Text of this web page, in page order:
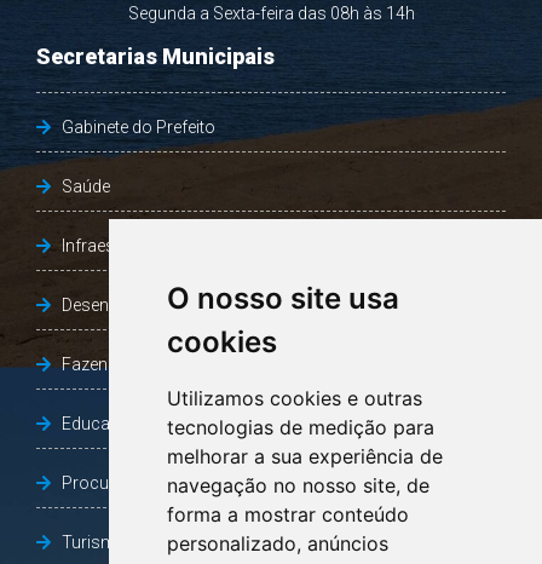
O nosso site usa
cookies
Utilizamos cookies e outras
tecnologias de medição para
melhorar a sua experiência de
navegação no nosso site, de
forma a mostrar conteúdo
personalizado, anúncios
Segunda a Sexta-feira das 08h às 14h
Secretarias Municipais
Gabinete do Prefeito
Saúde
Infraestrutura, Agricultura e Meio Ambiente
Desenvolvimento Social
Fazenda e Desenvolvimento Econômico
Educação
Procuradoria Geral do Município
Turismo, Desporto e Cultura